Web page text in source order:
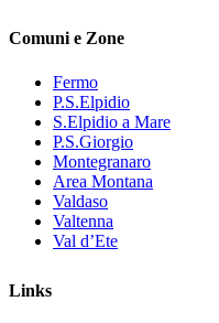
Comuni e Zone
Fermo
P.S.Elpidio
S.Elpidio a Mare
P.S.Giorgio
Montegranaro
Area Montana
Valdaso
Valtenna
Val d’Ete
Links